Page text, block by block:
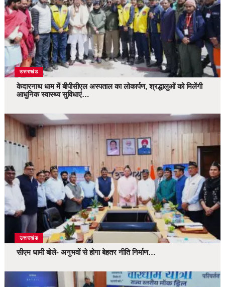
उत्तराखंड
केदारनाथ धाम में बीपीसीएल अस्पताल का लोकार्पण, श्रद्धालुओं को मिलेंगी
आधुनिक स्वास्थ्य सुविधाएं…
उत्तराखंड
सीएम धामी बोले- अनुभवों से होगा बेहतर नीति निर्माण…